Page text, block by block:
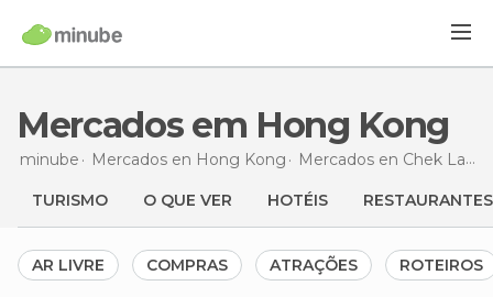
Mercados em Hong Kong
minube Mercados en Hong Kong Mercados en Chek Lap Kok
TURISMO O QUE VER HOTÉIS RESTAURANTES
AR LIVRE COMPRAS ATRAÇÕES ROTEIROS